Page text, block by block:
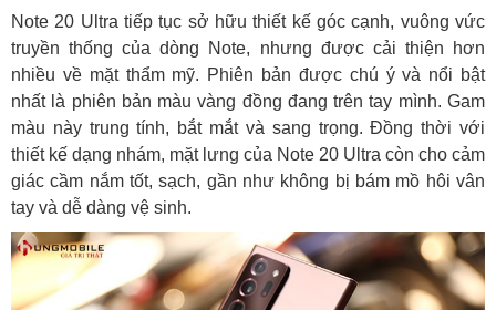
Note 20 Ultra tiếp tục sở hữu thiết kế góc cạnh, vuông vức
truyền thống của dòng Note, nhưng được cải thiện hơn
nhiều về mặt thẩm mỹ. Phiên bản được chú ý và nổi bật
nhất là phiên bản màu vàng đồng đang trên tay mình. Gam
màu này trung tính, bắt mắt và sang trọng. Đồng thời với
thiết kế dạng nhám, mặt lưng của Note 20 Ultra còn cho cảm
giác cầm nắm tốt, sạch, gần như không bị bám mồ hôi vân
tay và dễ dàng vệ sinh.